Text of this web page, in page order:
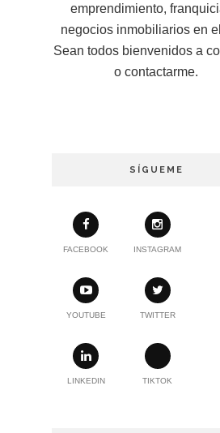
emprendimiento,
negocios inmobiliarios en
Sean todos bienvenidos a
o contactarme.
SÍGUEME
FACEBOOK INSTAGRAM
YOUTUBE TWITTER
LINKEDIN TIKTOK